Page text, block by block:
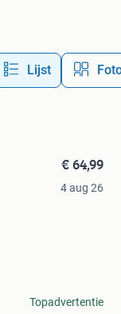
Lijst
€ 64,99
4 aug 26
Topadvertentie